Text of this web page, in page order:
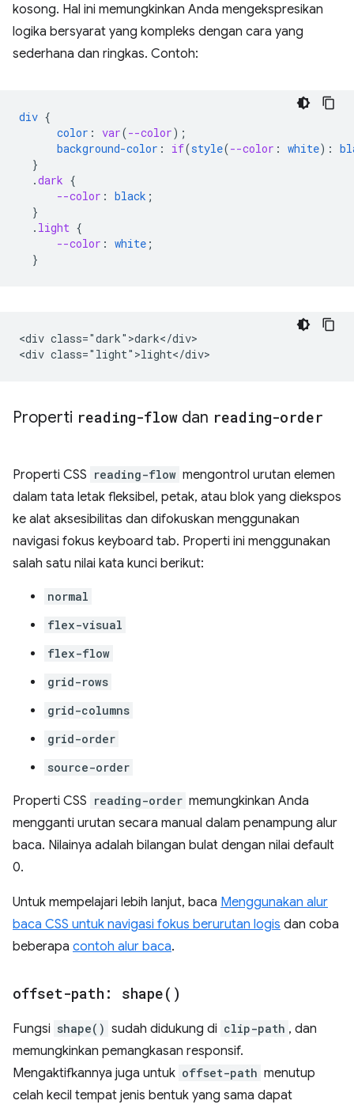
kosong. Hal ini memungkinkan Anda mengekspresikan
logika bersyarat yang kompleks dengan cara yang
sederhana dan ringkas. Contoh:
div {
color : var(--color);
background-color : if(style(--color : white) :
}
.dark {
--color : black ;
}
. light {
--color : white ;
}
<div class="dark">dark</div>
Properti reading-flow dan reading-order
Properti CSS reading-flow mengontrol urutan elemen
dalam tata letak fleksibel, petak, atau blok yang diekspos
ke alat aksesibilitas dan difokuskan menggunakan
navigasi fokus keyboard tab. Properti ini menggunakan
salah satu nilai kata kunci berikut:
normal
flex-visual
flex-flow
grid-rows
grid-columns
grid-order
source-order
Properti CSS reading-order memungkinkan Anda
mengganti urutan secara manual dalam penampung alur
baca. Nilainya adalah bilangan bulat dengan nilai default
0.
Untuk mempelajari lebih lanjut, baca Menggunakan alur
baca CSS untuk navigasi fokus berurutan logis dan coba
beberapa contoh alur baca.
offset-path: shape( )
Fungsi shape() sudah didukung di clip-path , dan
memungkinkan pemangkasan responsif.
Mengaktifkannya juga untuk offset-path menutup
celah kecil tempat jenis bentuk yang sama dapat